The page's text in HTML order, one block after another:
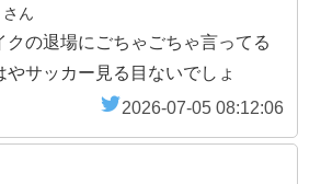
さん
クの退場にごちゃごちゃ言ってる
サッカー見る目ないでしょ
2026-07-05 08:12:06